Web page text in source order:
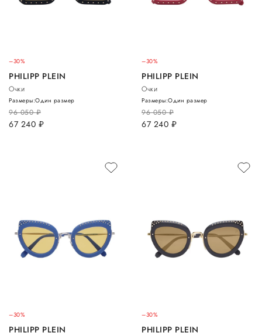
–30%
PHILIPP PLEIN
Очки
96 050руб.
67 240 руб.
Размеры:Один размер
–30%
PHILIPP PLEIN
Очки
96 050руб.
67 240 руб.
Размеры:Один размер
–30%
PHILIPP PLEIN
–30%
PHILIPP PLEIN